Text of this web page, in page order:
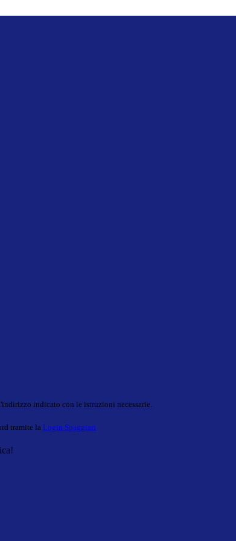
indicato con le istruzioni necessarie.
tramite la Login Spaggiari